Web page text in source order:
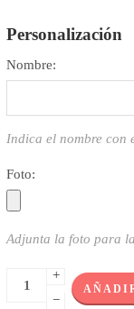
Personalización
Nombre:
Indica el nombre con
Foto:
Adjunta la foto para
+
−